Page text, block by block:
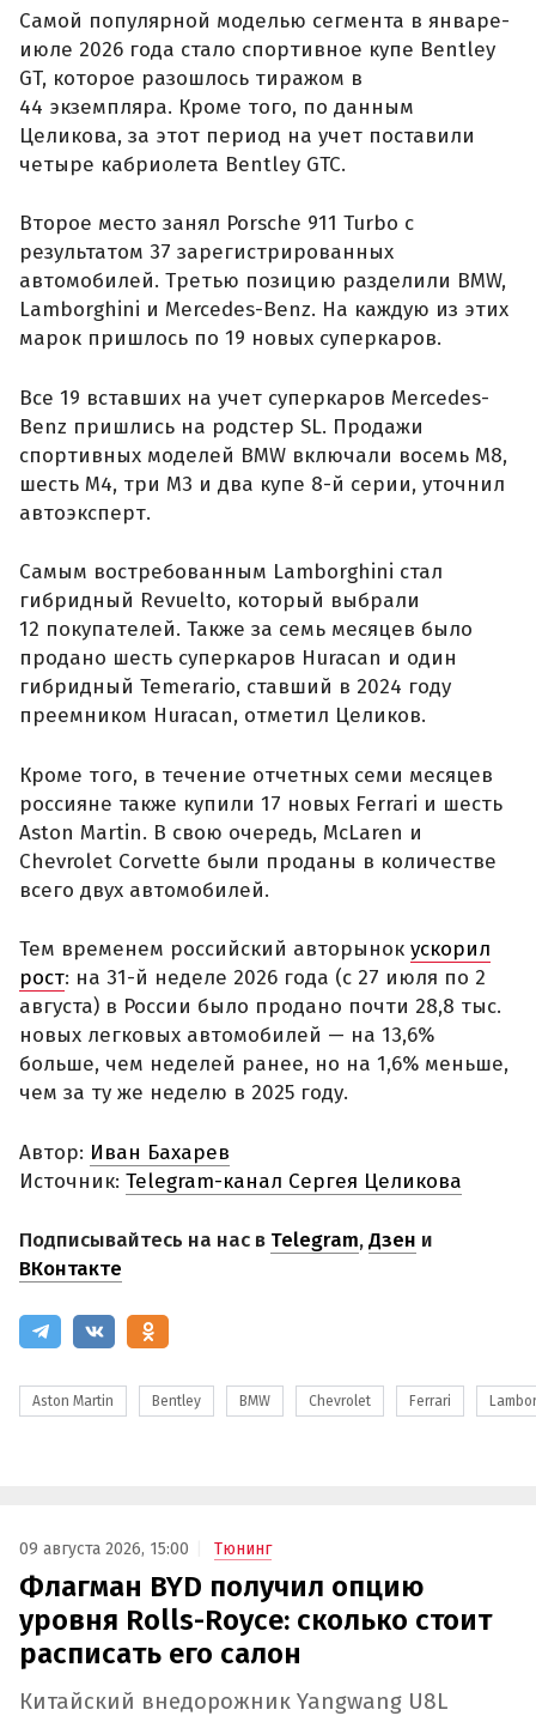
Самой популярной моделью сегмента в январе-
июле 2026 года стало спортивное купе Bentley
GT, которое разошлось тиражом в
44 экземпляра. Кроме того, по данным
Целикова, за этот период на учет поставили
четыре кабриолета Bentley GTC.
Второе место занял Porsche 911 Turbo с
результатом 37 зарегистрированных
автомобилей. Третью позицию разделили BMW,
Lamborghini и Mercedes-Benz. На каждую из этих
марок пришлось по 19 новых суперкаров.
Все 19 вставших на учет суперкаров Mercedes-
Benz пришлись на родстер SL. Продажи
спортивных моделей BMW включали восемь M8,
шесть M4, три M3 и два купе 8-й серии, уточнил
автоэксперт.
Самым востребованным Lamborghini стал
гибридный Revuelto, который выбрали
12 покупателей. Также за семь месяцев было
продано шесть суперкаров Huracan и один
гибридный Temerario, ставший в 2024 году
преемником Huracan, отметил Целиков.
Кроме того, в течение отчетных семи месяцев
россияне также купили 17 новых Ferrari и шесть
Aston Martin. В свою очередь, McLaren и
Chevrolet Corvette были проданы в количестве
всего двух автомобилей.
Тем временем российский авторынок ускорил
рост: на 31-й неделе 2026 года (с 27 июля по 2
августа) в России было продано почти 28,8 тыс.
новых легковых автомобилей — на 13,6%
больше, чем неделей ранее, но на 1,6% меньше,
чем за ту же неделю в 2025 году.
Автор: Иван Бахарев
Источник: Telegram-канал Сергея Целикова
Подписывайтесь на нас в Telegram,Дзен и
ВКонтакте
Aston Martin Bentley BMW Chevrolet Ferrari
09 августа 2026, 15:00 Тюнинг
Флагман BYD получил опцию
уровня Rolls-Royce: сколько стоит
расписать его салон
Китайский внедорожник Yangwang U8L